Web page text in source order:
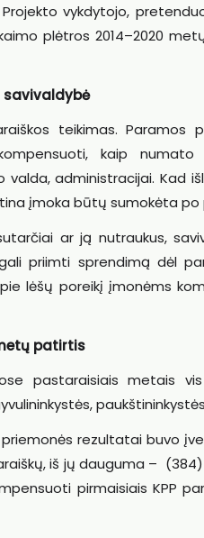
vykdytojo,
plėtros 2014–2020
savivaldybė
teikimas. Paramos
kaip numato
valda, administracijai. Kad
įmoka būtų sumokėta
ar ją nutraukus,
priimti sprendimą dėl
lėšų poreikį įmonėms
patirtis
pastaraisiais metais
priemonės rezultatai buvo
iš jų dauguma –
pirmaisiais KPP